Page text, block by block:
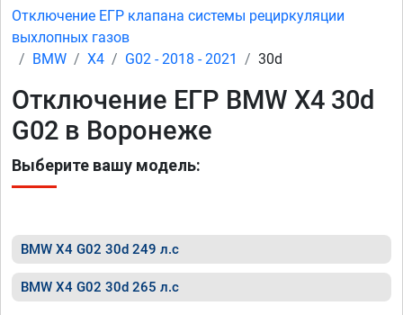
Отключение ЕГР клапана системы рециркуляции
выхлопных газов
BMW
X4 G02 - 2018 - 2021 30d
Отключение ЕГР BMW X4 30d
G02 в Воронеже
Выберите вашу модель:
BMW X4 G02 30d 249 л.с
BMW X4 G02 30d 265 л.с